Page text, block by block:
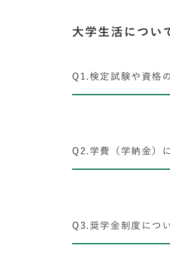
大学生活につい
Q1.検定試験や資格
Q2.学費（学納金）
Q3.奨学金制度につ